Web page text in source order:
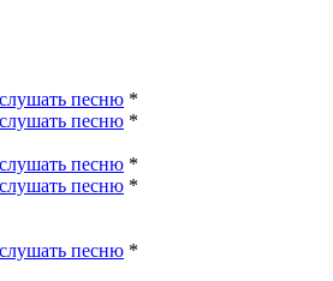
*
*
*
*
*